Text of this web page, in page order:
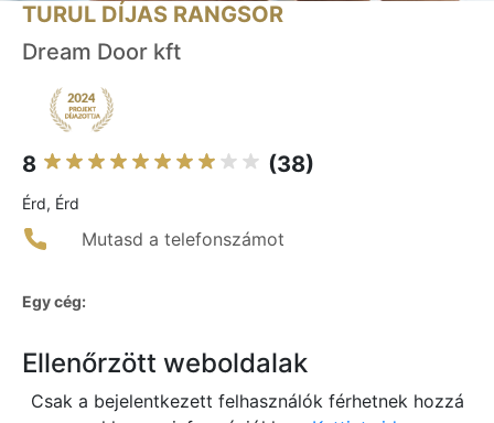
TURUL DÍJAS RANGSOR
Dream Door kft
8 (38)
Érd, Érd
Mutasd a telefonszámot
Egy cég:
Ellenőrzött weboldalak
Csak a bejelentkezett felhasználók férhetnek hozzá